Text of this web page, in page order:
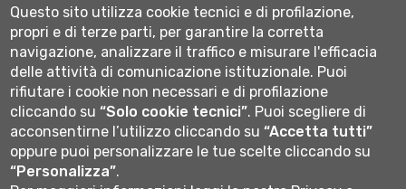
Mappa del sito
Normativa cookie
Informativa privacy
Cookie settings
Wi-fi
Webmail
Questo sito utilizza cookie tecnici e di profilazione,
propri e di terze parti, per garantire la corretta
navigazione, analizzare il traffico e misurare l'efficacia
delle attività di comunicazione istituzionale. Puoi
rifiutare i cookie non necessari e di profilazione
cliccando su“Solo cookie tecnici”. Puoi scegliere di
acconsentirne l’utilizzo cliccando su“Accetta tutti”
oppure puoi personalizzare le tue scelte cliccando su
“Personalizza”.